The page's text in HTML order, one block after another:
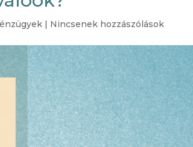
| Nincsenek hozzászólások